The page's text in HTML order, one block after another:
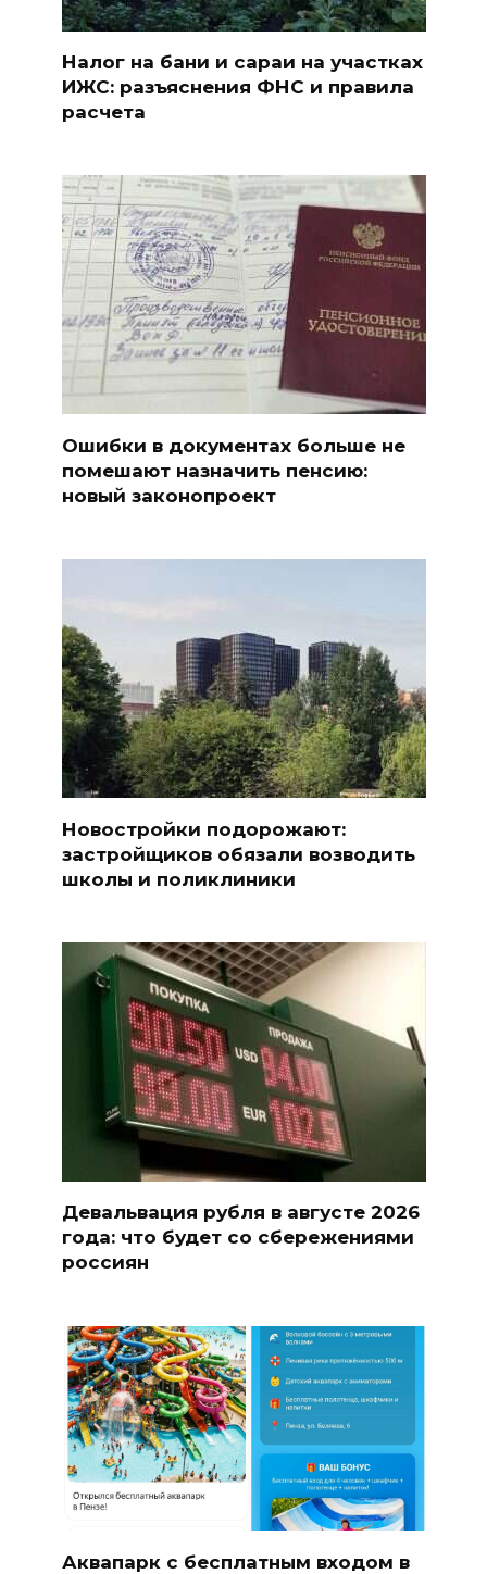
Налог на бани и сараи на участках
ИЖС: разъяснения ФНС и правила
расчета
Ошибки в документах больше не
помешают назначить пенсию:
новый законопроект
Новостройки подорожают:
застройщиков обязали возводить
школы и поликлиники
Девальвация рубля в августе 2026
года: что будет со сбережениями
россиян
Аквапарк с бесплатным входом в